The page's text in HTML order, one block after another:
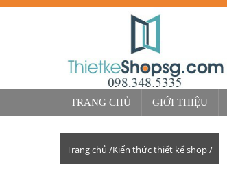
TRANG CHỦ GIỚI THIỆU
Trang chủ /Kiến thức thiết kế shop /